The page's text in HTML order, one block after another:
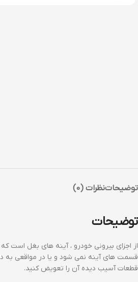
توضیحاتنظرات (0)
توضیحات
از اجزای بیرونی خودرو ، آینه های بغل است
قسمت های آینه نمی شود و یا در مواقعی به
قطعات آسیب دیده آن را تعویض کنید.